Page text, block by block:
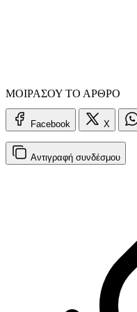
ΜΟΙΡΑΣΟΥ ΤΟ ΑΡΘΡΟ
Facebook X
Αντιγραφή συνδέσμου